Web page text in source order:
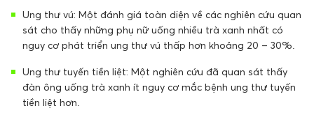
Ung thư vú: Một đánh giá toàn diện về các nghiên cứu quan
sát cho thấy những phụ nữ uống nhiều trà xanh nhất có
nguy cơ phát triển ung thư vú thấp hơn khoảng 20 – 30%.
Ung thư tuyến tiền liệt: Một nghiên cứu đã quan sát thấy
đàn ông uống trà xanh ít nguy cơ mắc bệnh ung thư tuyến
tiền liệt hơn.